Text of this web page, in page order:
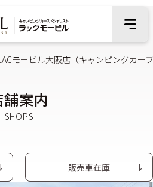
モービル大阪店（キャンピングカー
舗案内
販売車在庫